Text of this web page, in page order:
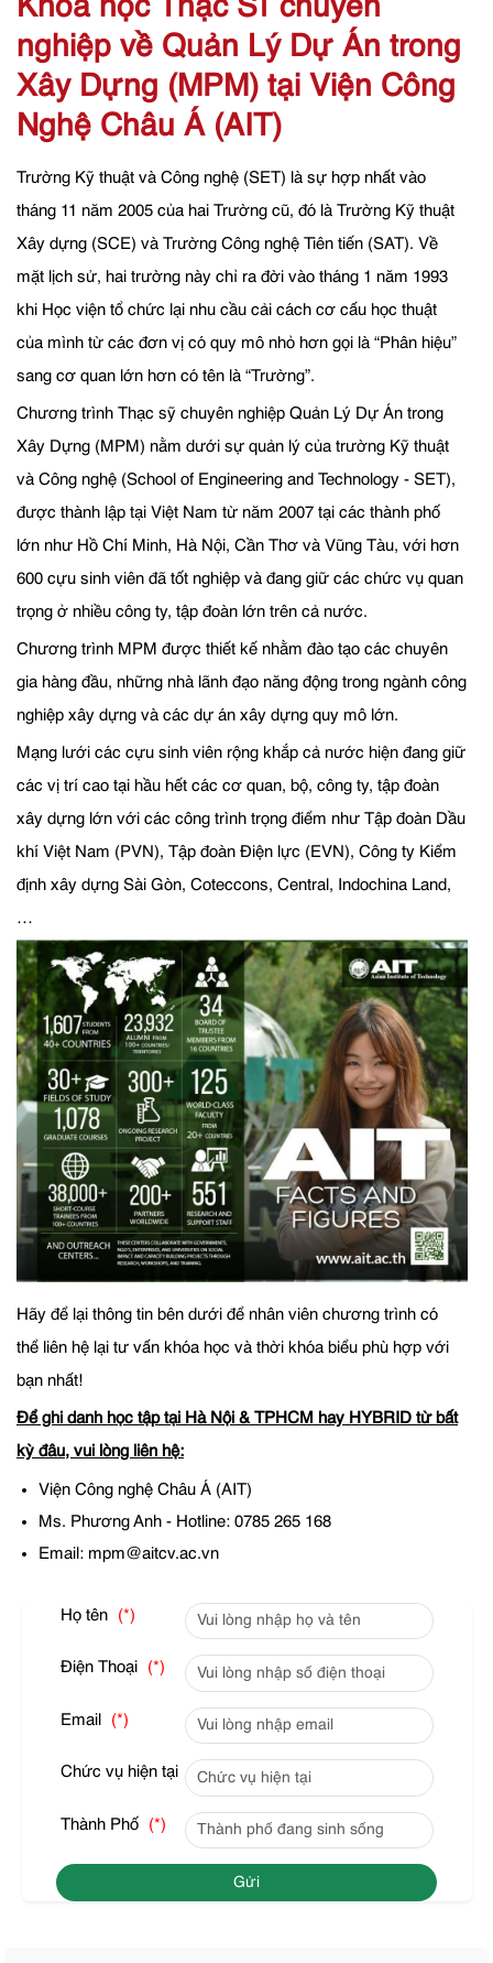
Khóa học Thạc Sĩ chuyên
nghiệp về Quản Lý Dự Án trong
Xây Dựng (MPM) tại Viện Công
Nghệ Châu Á (AIT)
Trường Kỹ thuật và Công nghệ (SET) là sự hợp nhất vào
tháng 11 năm 2005 của hai Trường cũ, đó là Trường Kỹ thuật
Xây dựng (SCE) và Trường Công nghệ Tiên tiến (SAT). Về
mặt lịch sử, hai trường này chỉ ra đời vào tháng 1 năm 1993
khi Học viện tổ chức lại nhu cầu cải cách cơ cấu học thuật
của mình từ các đơn vị có quy mô nhỏ hơn gọi là “Phân hiệu”
sang cơ quan lớn hơn có tên là “Trường”.
Chương trình Thạc sỹ chuyên nghiệp Quản Lý Dự Án trong
Xây Dựng (MPM) nằm dưới sự quản lý của trường Kỹ thuật
và Công nghệ (School of Engineering and Technology - SET),
được thành lập tại Việt Nam từ năm 2007 tại các thành phố
lớn như Hồ Chí Minh, Hà Nội, Cần Thơ và Vũng Tàu, với hơn
600 cựu sinh viên đã tốt nghiệp và đang giữ các chức vụ quan
trọng ở nhiều công ty, tập đoàn lớn trên cả nước.
Chương trình MPM được thiết kế nhằm đào tạo các chuyên
gia hàng đầu, những nhà lãnh đạo năng động trong ngành công
nghiệp xây dựng và các dự án xây dựng quy mô lớn.
Mạng lưới các cựu sinh viên rộng khắp cả nước hiện đang giữ
các vị trí cao tại hầu hết các cơ quan, bộ, công ty, tập đoàn
xây dựng lớn với các công trình trọng điểm như Tập đoàn Dầu
khí Việt Nam (PVN), Tập đoàn Điện lực (EVN), Công ty Kiểm
định xây dựng Sài Gòn, Coteccons, Central, Indochina Land,
…
Hãy để lại thông tin bên dưới để nhân viên chương trình có
thể liên hệ lại tư vấn khóa học và thời khóa biểu phù hợp với
bạn nhất!
Để ghi danh học tập tại Hà Nội & TPHCM hay HYBRID từ bất
kỳ đâu, vui lòng liên hệ:
Viện Công nghệ Châu Á (AIT)
Ms. Phương Anh - Hotline: 0785 265 168
Email: mpm@aitcv.ac.vn
Họ tên (*)
Điện Thoại (*)
Email (*)
Chức vụ hiện tại
Thành Phố (*)
Gửi